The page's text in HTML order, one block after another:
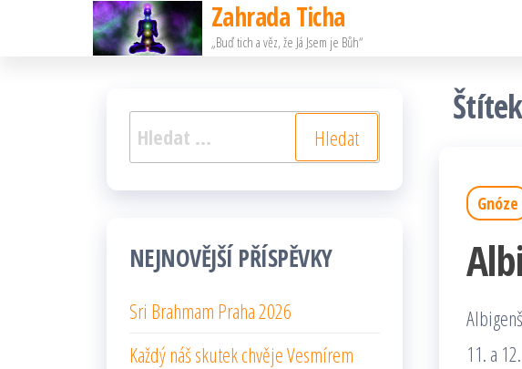
Zahrada Ticha
„Buď tich a věz, že Já Jsem je Bůh“
Gnóze
11. a
Vyhledávání
NEJNOVĚJŠÍ PŘÍSPĚVKY
Sri Brahmam Praha 2026
Každý náš skutek chvěje Vesmírem